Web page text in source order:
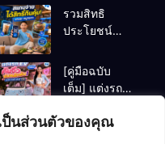
ป็นส่วนตัวของคุณ
รวมสิทธิ
ประโยชน์
หมูกระทะ เมื่อ
สแกนจ่ายด้วย
Virtual Bank
ยอดฮิต
(อัปเดตล่าสุด)
[คู่มือฉบับ
เต็ม] แต่งรถ
Y2K! งบหลัก